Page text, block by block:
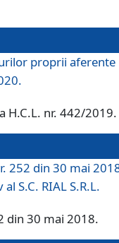
proprii aferente
H.C.L. nr. 442/2019.
252 din 30 mai
S.C. RIAL S.R.L.
din 30 mai 2018.